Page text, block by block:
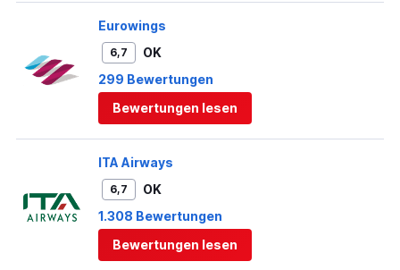
Eurowings
6,7
OK
299 Bewertungen
Bewertungen lesen
ITA Airways
6,7
OK
1.308 Bewertungen
Bewertungen lesen